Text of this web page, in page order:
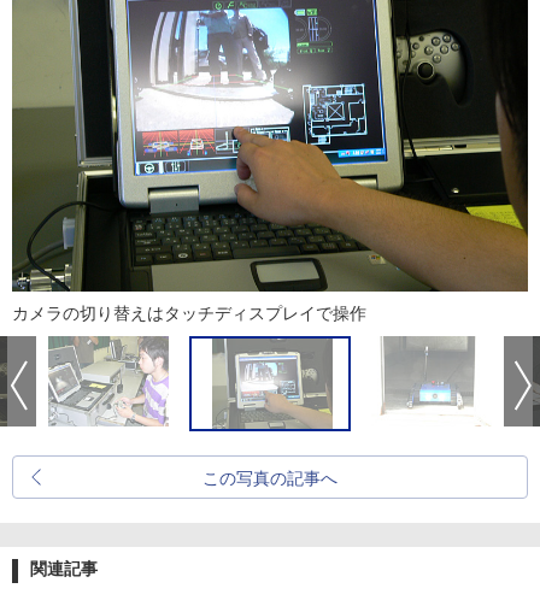
カメラの切り替えはタッチディスプレイで操作
この写真の記事へ
関連記事